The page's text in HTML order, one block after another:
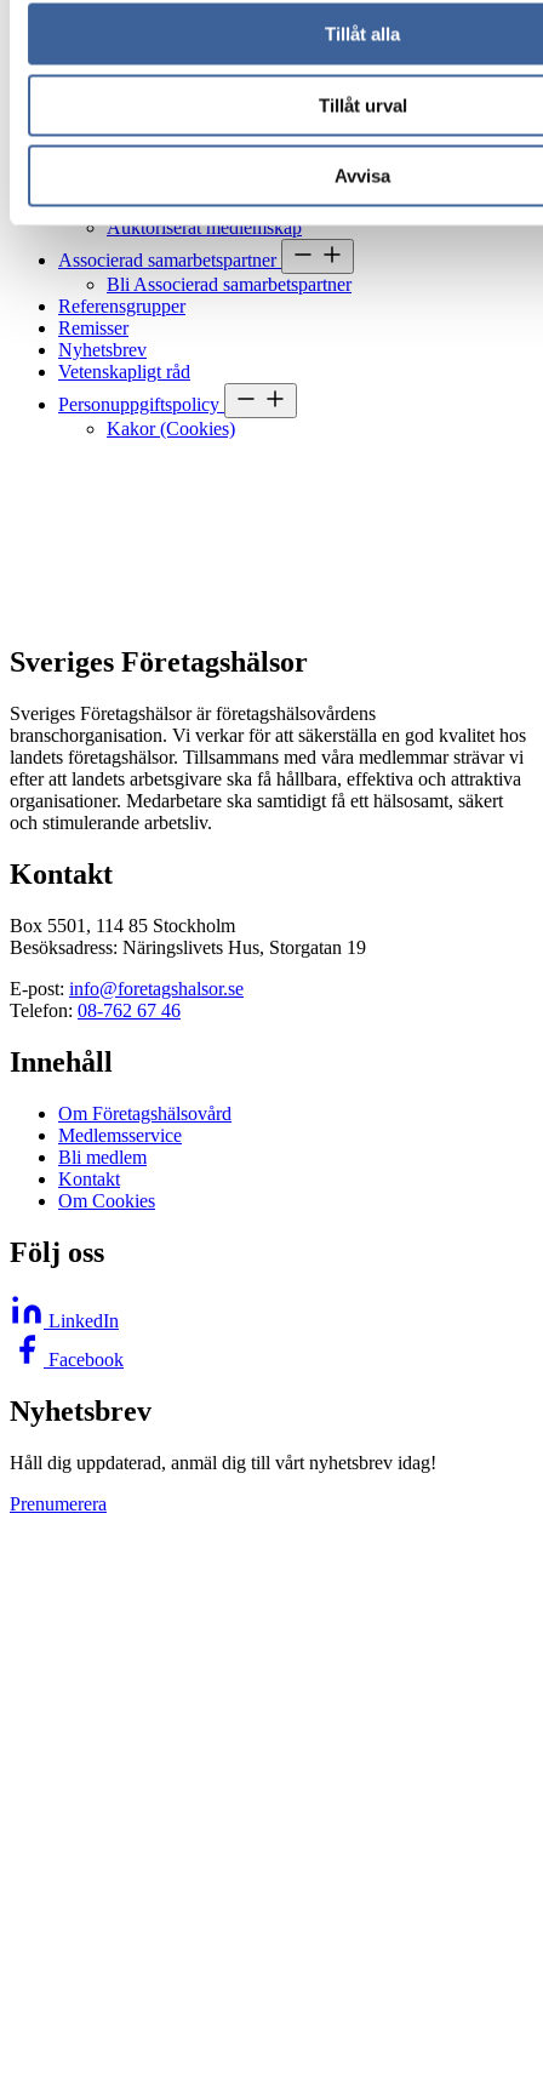
Tillåt alla
Tillåt urval
Avvisa
Kontakt
Pressinformation
Debatt
Bli medlem
Auktoriserat medlemskap
Associerad samarbetspartner
Bli Associerad samarbetspartner
Referensgrupper
Remisser
Nyhetsbrev
Vetenskapligt råd
Personuppgiftspolicy
Kakor (Cookies)
Sveriges Företagshälsor
Sveriges Företagshälsor är företagshälsovårdens
branschorganisation. Vi verkar för att säkerställa en god kvalitet hos
landets företagshälsor. Tillsammans med våra medlemmar strävar vi
efter att landets arbetsgivare ska få hållbara, effektiva och attraktiva
organisationer. Medarbetare ska samtidigt få ett hälsosamt, säkert
och stimulerande arbetsliv.
Kontakt
Box 5501, 114 85 Stockholm
Besöksadress: Näringslivets Hus, Storgatan 19
E-post: info@foretagshalsor.se
Telefon: 08-762 67 46
Innehåll
Om Företagshälsovård
Medlemsservice
Bli medlem
Kontakt
Om Cookies
Följ oss
LinkedIn
Facebook
Nyhetsbrev
Håll dig uppdaterad, anmäl dig till vårt nyhetsbrev idag!
Prenumerera